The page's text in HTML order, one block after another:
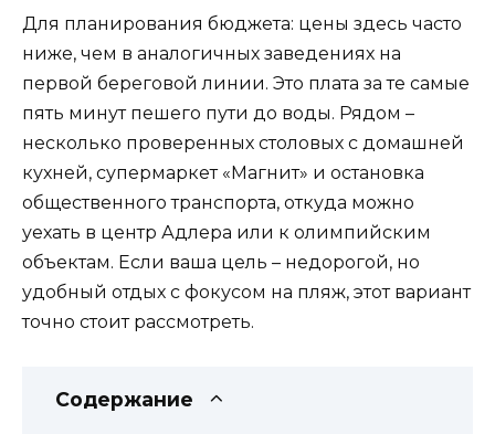
Для планирования бюджета: цены здесь часто
ниже, чем в аналогичных заведениях на
первой береговой линии. Это плата за те самые
пять минут пешего пути до воды. Рядом –
несколько проверенных столовых с домашней
кухней, супермаркет «Магнит» и остановка
общественного транспорта, откуда можно
уехать в центр Адлера или к олимпийским
объектам. Если ваша цель – недорогой, но
удобный отдых с фокусом на пляж, этот вариант
точно стоит рассмотреть.
Содержание